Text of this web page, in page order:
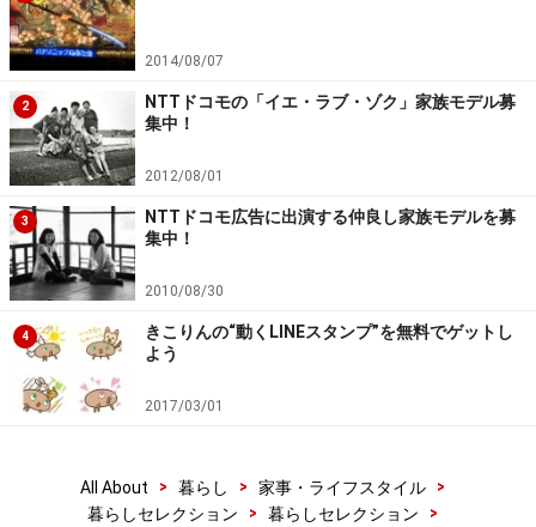
4 選んだスーパーで精算すると、そのお店から直接自分
のお家に届けられる
という仕組みになります。
JANコードが付与されている、加工食品、飲料、日用
品、ベビー用品、ペット用品などを中心に、約10,000品
目についての金額比較が可能。今後、取り扱い商品も増
やしていくそうです。
主婦にも、一人暮らしのビジネスマンにとっても時短・
節約ができる強い味方になりそうです。ますます進化す
るネットスーパーのサービスに注目ですね。
「NESPA」サイト
2014/08/07
2
NTTドコモの「イエ・ラブ・ゾク」家族モデル募
集中！
2012/08/01
3
NTTドコモ広告に出演する仲良し家族モデルを募
集中！
2010/08/30
4
きこりんの“動くLINEスタンプ”を無料でゲットし
よう
2017/03/01
All About > 暮らし > 家事・ライフスタイル
>
暮らしセレクション
> 暮らしセレクション >